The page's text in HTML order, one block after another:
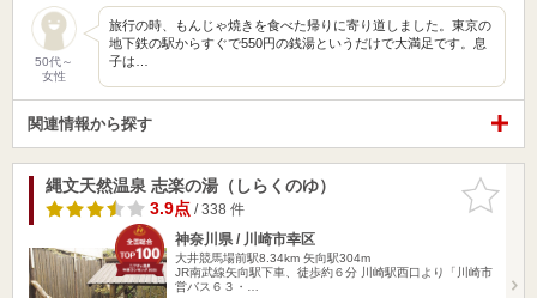
50代～
女性
旅行の時、もんじゃ焼きを食べた帰りに寄り道しました。東京の
地下鉄の駅からすぐで550円の銭湯というだけで大満足です。息
子は…
関連情報から探す
お気に入
りに追加
縄文天然温泉 志楽の湯（しらくのゆ）
3.9点/ 338 件
神奈川県 / 川崎市幸区
大井競馬場前駅8.34km 矢向駅304m
JR南武線矢向駅下車、徒歩約６分 川崎駅西口より「川崎市
営バス６３・…